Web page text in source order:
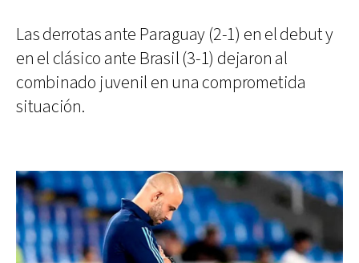
Las derrotas ante Paraguay (2-1) en el debut y
en el clásico ante Brasil (3-1) dejaron al
combinado juvenil en una comprometida
situación.